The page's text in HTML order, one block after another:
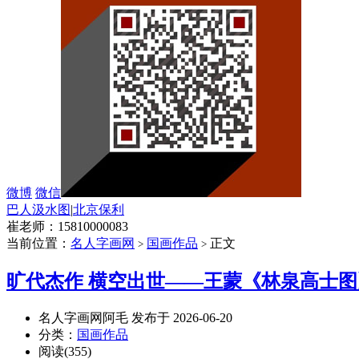
微博 微信
巴人汲水图|北京保利
崔老师：15810000083
当前位置： 名人字画网 > 国画作品 > 正文
旷代杰作 横空出世——王蒙《林泉高士
名人字画网阿毛 发布于 2026-06-20
分类： 国画作品
阅读(355)